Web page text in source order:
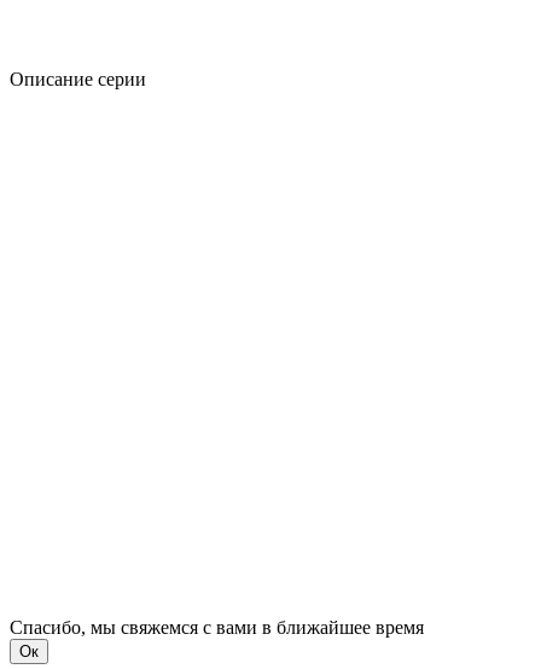
Описание серии
Спасибо, мы свяжемся с вами в ближайшее время
Ок